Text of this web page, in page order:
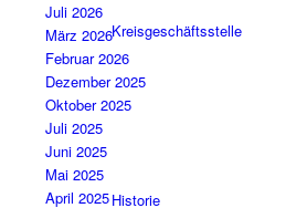
Kreisgeschäftsstelle
Historie
Juli 2026
März 2026
Februar 2026
Dezember 2025
Oktober 2025
Juli 2025
Juni 2025
Mai 2025
April 2025